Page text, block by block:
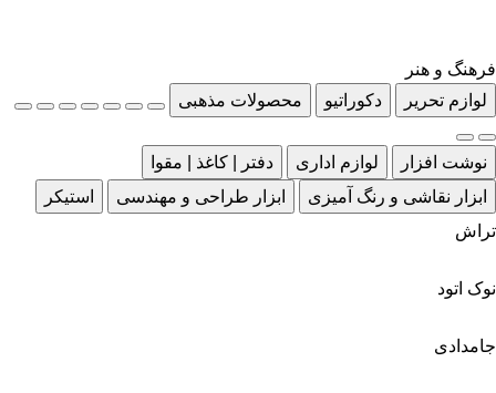
فرهنگ و هنر
لوازم تحریر
دکوراتیو محصولات مذهبی
نوشت افزار لوازم اداری
دفتر | کاغذ | مقوا
ابزار نقاشی و رنگ آمیزی
ابزار طراحی و مهندسی
استیکر
تراش
نوک اتود
جامدادی